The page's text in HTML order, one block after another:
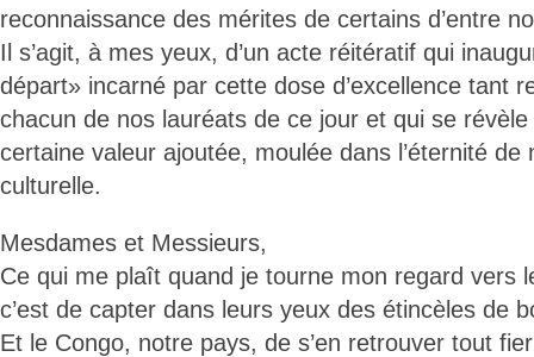
reconnaissance des mérites de certains d’entre
Il s’agit, à mes yeux, d’un acte réitératif qui
départ» incarné par cette dose d’excellence tant
chacun de nos lauréats de ce jour et qui se révèle
certaine valeur ajoutée, moulée dans l’éternité de
culturelle.
Mesdames et Messieurs,
Ce qui me plaît quand je tourne mon regard vers
c’est de capter dans leurs yeux des étincèles de
Et le Congo, notre pays, de s’en retrouver tout